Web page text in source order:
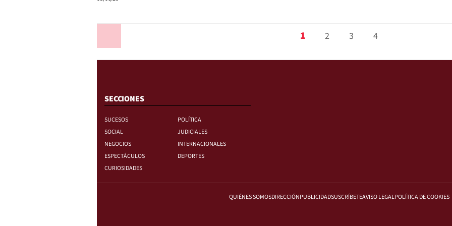
1 2 3 4
SECCIONES
SUCESOS
POLÍTICA
SOCIAL
JUDICIALES
NEGOCIOS
INTERNACIONALES
ESPECTÁCULOS
DEPORTES
CURIOSIDADES
QUIÉNES SOMOSDIRECCIÓNPUBLICIDADSUSCRÍBETEAVISO LEGALPOLÍTICA DE COOKIES